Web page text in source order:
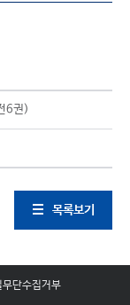
6권)
목록보기
무단수집거부